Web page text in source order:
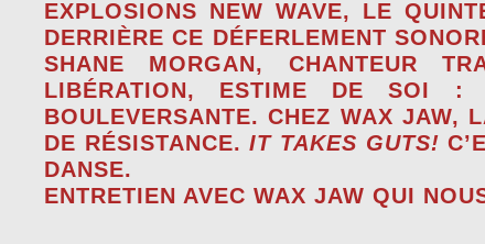
EXPLOSIONS NEW WAVE, LE
DERRIÈRE CE DÉFERLEMENT
SHANE MORGAN, CHANTEUR
LIBÉRATION, ESTIME DE SOI :
BOULEVERSANTE. CHEZ WAX JAW,
DE RÉSISTANCE.IT TAKES GUTS!
DANSE.
ENTRETIEN AVEC WAX JAW QUI